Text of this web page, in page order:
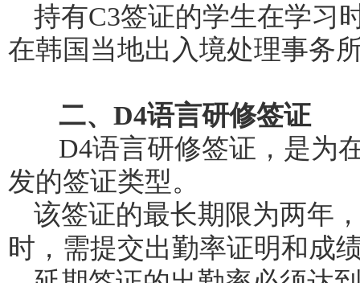
持有C3签证的学生在学习
在韩国当地出入境处理事务
二、D4语言研修签证
D4语言研修签证，是为
发的签证类型。
该签证的最长期限为两年
时，需提交出勤率证明和成